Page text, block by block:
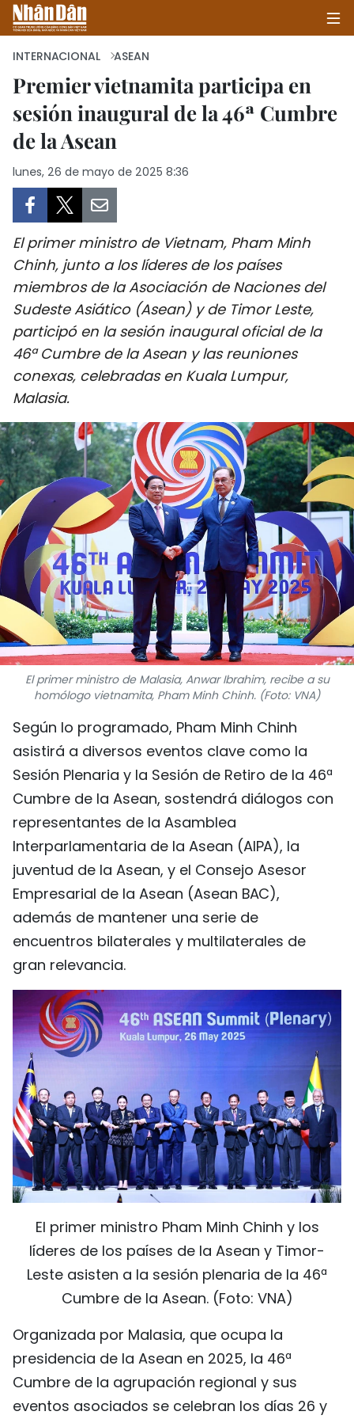
INICIO
SALUD - MEDIO AMBIENTE
CULTURA - ENTRETENIMIENTO
INTERNACIONAL
DEPORTES
PUENTE DE AMISTAD
HISTORIAS MULTIMEDIA
FOTOGRAFÍA
¿QUIÉNES SOMOS?
TIẾNG VIỆT
ENGLISH
中文
FRANÇAIS
РУССКИЙ
INTERNACIONAL ASEAN
Premier vietnamita participa en
sesión inaugural de la 46ª Cumbre
de la Asean
lunes, 26 de mayo de 2025 8:36
El primer ministro de Vietnam, Pham Minh
Chinh, junto a los líderes de los países
miembros de la Asociación de Naciones del
Sudeste Asiático (Asean) y de Timor Leste,
participó en la sesión inaugural oficial de la
46ª Cumbre de la Asean y las reuniones
conexas, celebradas en Kuala Lumpur,
Malasia.
El primer ministro de Malasia, Anwar Ibrahim, recibe a su
homólogo vietnamita, Pham Minh Chinh. (Foto: VNA)
Según lo programado, Pham Minh Chinh
asistirá a diversos eventos clave como la
Sesión Plenaria y la Sesión de Retiro de la 46ª
Cumbre de la Asean, sostendrá diálogos con
representantes de la Asamblea
Interparlamentaria de la Asean (AIPA), la
juventud de la Asean, y el Consejo Asesor
Empresarial de la Asean (Asean BAC),
además de mantener una serie de
encuentros bilaterales y multilaterales de
gran relevancia.
El primer ministro Pham Minh Chinh y los
líderes de los países de la Asean y Timor-
Leste asisten a la sesión plenaria de la 46ª
Cumbre de la Asean. (Foto: VNA)
Organizada por Malasia, que ocupa la
presidencia de la Asean en 2025, la 46ª
Cumbre de la agrupación regional y sus
eventos asociados se celebran los días 26 y